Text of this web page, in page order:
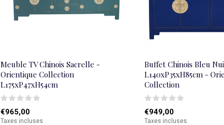
Meuble TV Chinois Sacrelle -
Orientique Collection
L175xP47xH54cm
€965,00
Taxes incluses
Buffet Chinois Bleu
L140xP35xH85cm -
Collection
€949,00
Taxes incluses